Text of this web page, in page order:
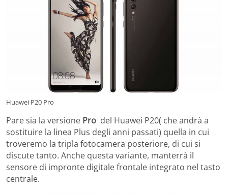
Huawei P20 Pro
Pare sia la versione Pro del Huawei P20( che andrà a
sostituire la linea Plus degli anni passati) quella in cui
troveremo la tripla fotocamera posteriore, di cui si
discute tanto. Anche questa variante, manterrà il
sensore di impronte digitale frontale integrato nel tasto
centrale.